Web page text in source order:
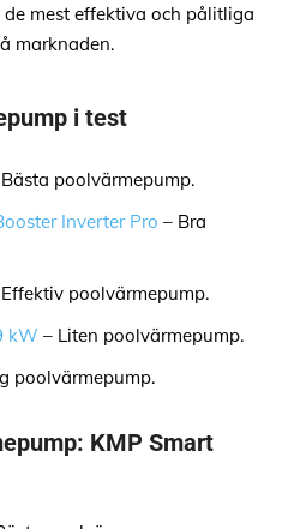
mest effektiva och pålitliga
marknaden.
i test
poolvärmepump.
Inverter Pro – Bra
poolvärmepump.
kW – Liten poolvärmepump.
poolvärmepump.
KMP Smart